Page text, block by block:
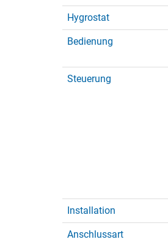
Hygrostat
Bedienung
Steuerung
Installation
Anschlussart